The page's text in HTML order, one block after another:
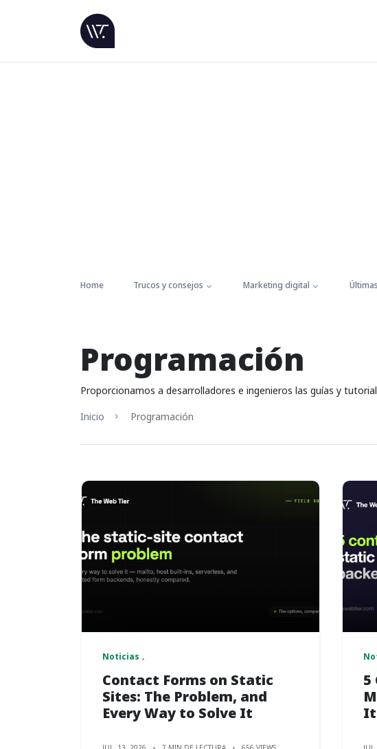
Home Trucos y consejos Marketing digital
Programación
Proporcionamos a desarrolladores e ingenieros las guías y
Inicio
Programación
Noticias
Contact Forms on Static
Sites: The Problem, and
Every Way to Solve It
5
It